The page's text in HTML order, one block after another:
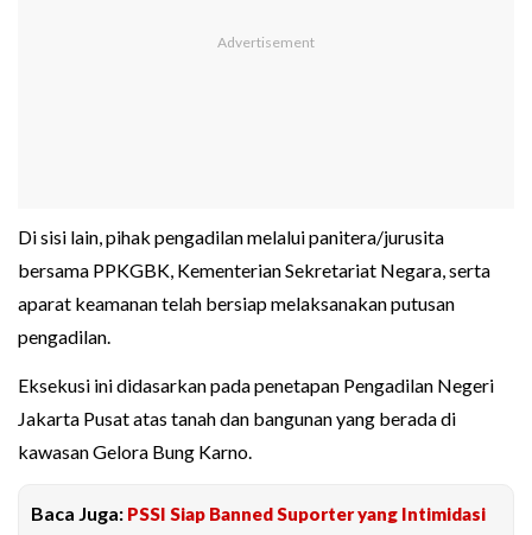
Di sisi lain, pihak pengadilan melalui panitera/jurusita
bersama PPKGBK, Kementerian Sekretariat Negara, serta
aparat keamanan telah bersiap melaksanakan putusan
pengadilan.
Eksekusi ini didasarkan pada penetapan Pengadilan Negeri
Jakarta Pusat atas tanah dan bangunan yang berada di
kawasan Gelora Bung Karno.
Baca Juga: PSSI Siap Banned Suporter yang Intimidasi